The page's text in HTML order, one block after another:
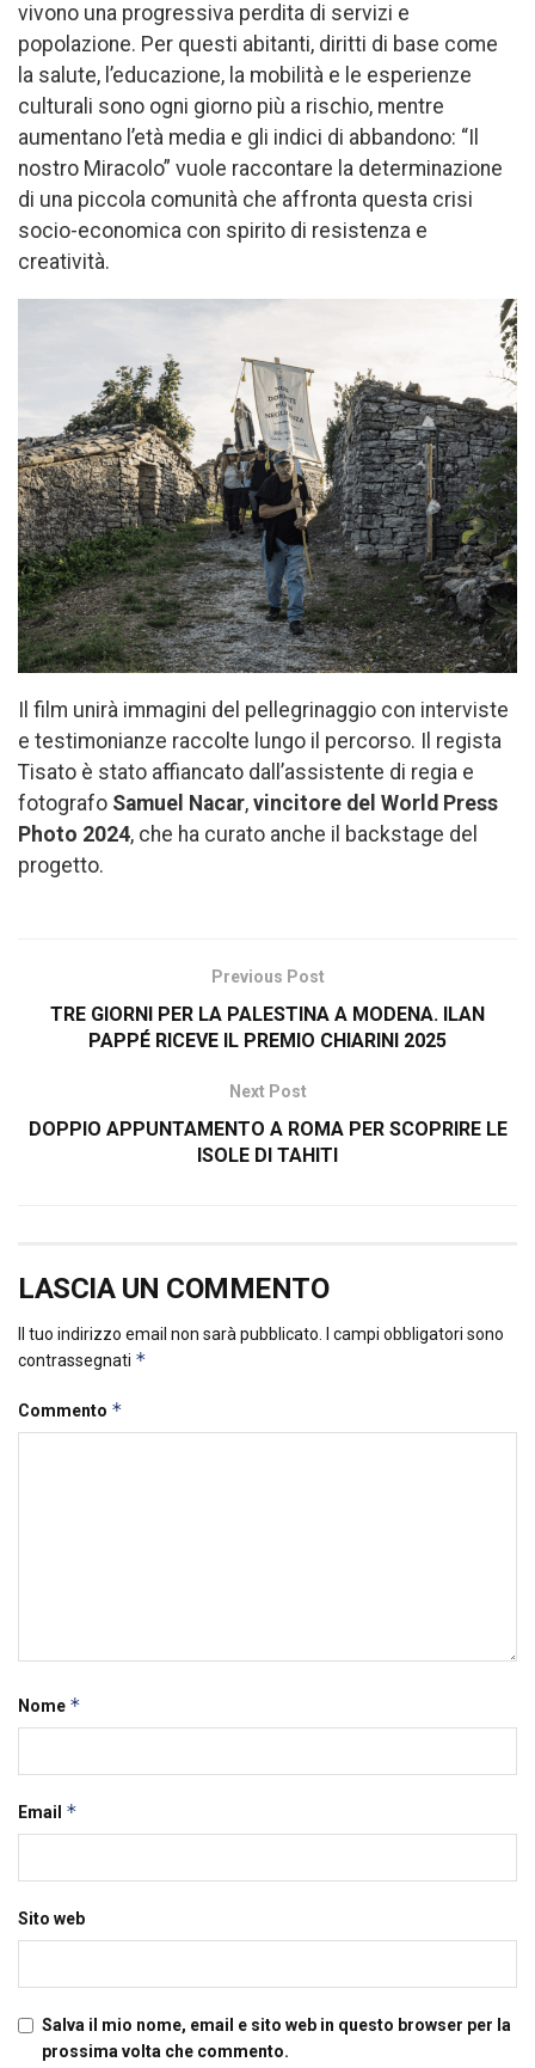
vivono una progressiva perdita di servizi e
popolazione. Per questi abitanti, diritti di base come
la salute, l’educazione, la mobilità e le esperienze
culturali sono ogni giorno più a rischio, mentre
aumentano l’età media e gli indici di abbandono: “Il
nostro Miracolo” vuole raccontare la determinazione
di una piccola comunità che affronta questa crisi
socio-economica con spirito di resistenza e
creatività.
Il film unirà immagini del pellegrinaggio con interviste
e testimonianze raccolte lungo il percorso. Il regista
Tisato è stato affiancato dall’assistente di regia e
fotografo Samuel Nacar, vincitore del World Press
Photo 2024, che ha curato anche il backstage del
progetto.
Previous Post
TRE GIORNI PER LA PALESTINA A MODENA. ILAN
PAPPÉ RICEVE IL PREMIO CHIARINI 2025
Next Post
DOPPIO APPUNTAMENTO A ROMA PER SCOPRIRE LE
ISOLE DI TAHITI
LASCIA UN COMMENTO
Il tuo indirizzo email non sarà pubblicato.
I campi obbligatori sono
contrassegnati *
Commento *
Nome *
Email *
Sito web
Salva il mio nome, email e sito web in questo browser per la
prossima volta che commento.